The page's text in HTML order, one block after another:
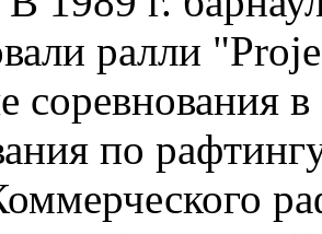
ралли
по